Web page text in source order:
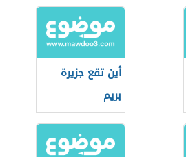
أين تقع جزيرة
بريم